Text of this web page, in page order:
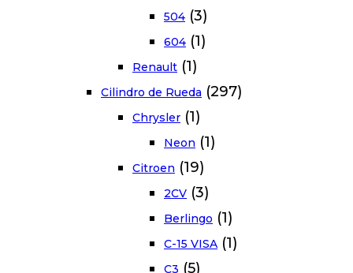
504 (3)
604 (1)
Renault (1)
Cilindro de Rueda (297)
Chrysler (1)
Neon (1)
Citroen (19)
2CV (3)
Berlingo (1)
C-15 VISA (1)
C3 (5)